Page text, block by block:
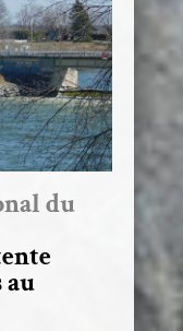
du
au